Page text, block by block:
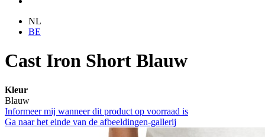
NL
BE
Cast Iron Short Blauw
Kleur
Blauw
Informeer mij wanneer dit product op voorraad is
Ga naar het einde van de afbeeldingen-gallerij